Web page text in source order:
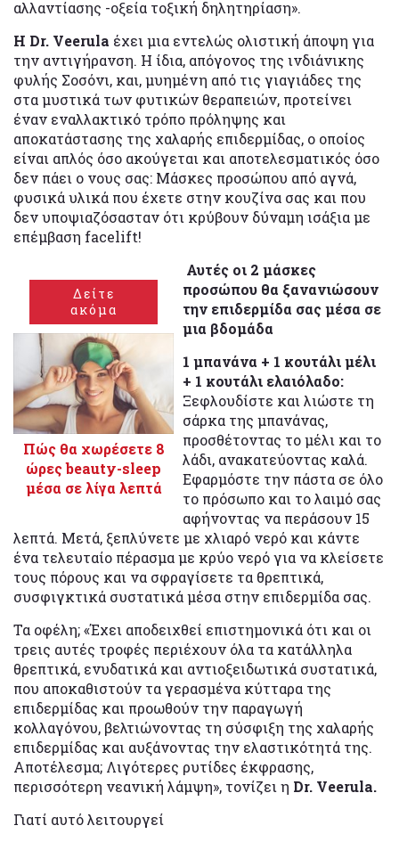
αλλαντίασης -οξεία τοξική δηλητηρίαση».
Η Dr. Veerula έχει μια εντελώς ολιστική άποψη για
την αντιγήρανση. Η ίδια, απόγονος της ινδιάνικης
φυλής Σοσόνι, και, μυημένη από τις γιαγιάδες της
στα μυστικά των φυτικών θεραπειών, προτείνει
έναν εναλλακτικό τρόπο πρόληψης και
αποκατάστασης της χαλαρής επιδερμίδας, ο οποίος
είναι απλός όσο ακούγεται και αποτελεσματικός όσο
δεν πάει ο νους σας: Μάσκες προσώπου από αγνά,
φυσικά υλικά που έχετε στην κουζίνα σας και που
δεν υποψιαζόσασταν ότι κρύβουν δύναμη ισάξια με
επέμβαση facelift!
Δείτε
ακόμα
Πώς θα χωρέσετε 8
ώρες beauty-sleep
μέσα σε λίγα λεπτά
Αυτές οι 2 μάσκες
προσώπου θα ξανανιώσουν
την επιδερμίδα σας μέσα σε
μια βδομάδα
1 μπανάνα + 1 κουτάλι μέλι
+ 1 κουτάλι ελαιόλαδο:
Ξεφλουδίστε και λιώστε τη
σάρκα της μπανάνας,
προσθέτοντας το μέλι και το
λάδι, ανακατεύοντας καλά.
Εφαρμόστε την πάστα σε όλο
το πρόσωπο και το λαιμό σας
αφήνοντας να περάσουν 15
λεπτά. Μετά, ξεπλύνετε με χλιαρό νερό και κάντε
ένα τελευταίο πέρασμα με κρύο νερό για να κλείσετε
τους πόρους και να σφραγίσετε τα θρεπτικά,
συσφιγκτικά συστατικά μέσα στην επιδερμίδα σας.
Τα οφέλη; «Έχει αποδειχθεί επιστημονικά ότι και οι
τρεις αυτές τροφές περιέχουν όλα τα κατάλληλα
θρεπτικά, ενυδατικά και αντιοξειδωτικά συστατικά,
που αποκαθιστούν τα γερασμένα κύτταρα της
επιδερμίδας και προωθούν την παραγωγή
κολλαγόνου, βελτιώνοντας τη σύσφιξη της χαλαρής
επιδερμίδας και αυξάνοντας την ελαστικότητά της.
Αποτέλεσμα; Λιγότερες ρυτίδες έκφρασης,
περισσότερη νεανική λάμψη», τονίζει η Dr. Veerula.
Γιατί αυτό λειτουργεί